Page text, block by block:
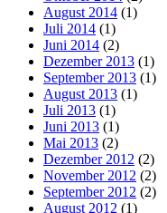
August 2014 (1)
Juli 2014 (1)
Juni 2014 (2)
Dezember 2013 (1)
September 2013 (1)
August 2013 (1)
Juli 2013 (1)
Juni 2013 (1)
Mai 2013 (2)
Dezember 2012 (2)
November 2012 (2)
September 2012 (2)
August 2012 (1)